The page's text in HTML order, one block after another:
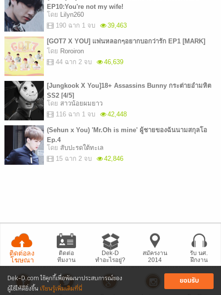
Dek-D.com ใช้คุกกี้เพื่อพัฒนาประสบการณ์ของ
ผู้ใช้ให้ดียิ่งขึ้น เรียนรู้เพิ่มเติมที่นี่
ยอมรับ
EP10:You're not my wife!
โดย
Lilyn260
190 ฉาก 1 จบ
39,463
[GOT7 X YOU] แฟนหลอกๆอยากบอกว่ารัก EP1 [MARK]
โดย Roroiron
44 ฉาก 2 จบ
46,639
[Jungkook X You]18+ Assassins Bunny กระต่ายอำมหิต
SS2 [4/5]
โดย สาวน้อยผมยาว
116 ฉาก 1 จบ
42,448
(Sehun x You) 'Mr.Oh is mine' ผู้ชายของฉันนามสกุลโอ
Ep.4
โดย สับปะรดใต้ทะเล
15 ฉาก 2 จบ
42,846
ติดต่อลง
โฆษณา
ติดต่อ
ทีมงาน
Dek-D
ทำอะไรอยู่?
สมัครงาน
2014
รับ นศ.
ฝึกงาน